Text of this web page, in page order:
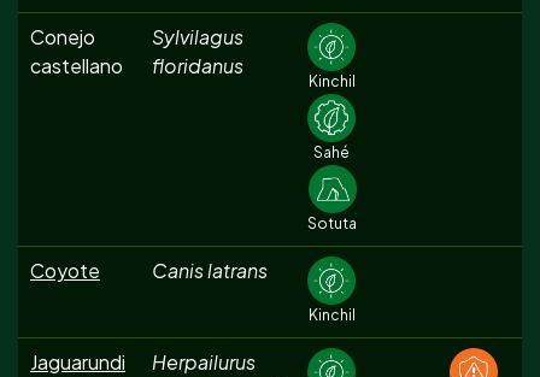
Conejo
castellano
Sylvilagus
floridanus
Kinchil
Sahé
Sotuta
Coyote Canis latrans
Kinchil
Jaguarundi
Herpailurus